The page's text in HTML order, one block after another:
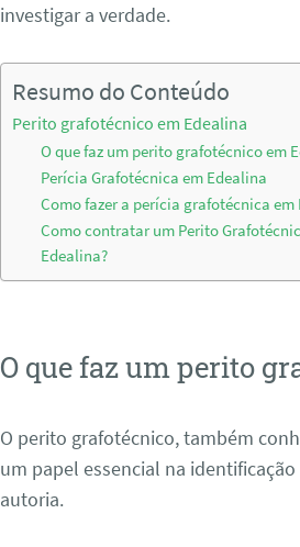
investigar a verdade.
Resumo do Conteúdo
Perito grafotécnico em Edealina
O que faz um perito grafotécnico em
Perícia Grafotécnica em Edealina
Como fazer a perícia grafotécnica em
Como contratar um Perito
Edealina?
O que faz um perito
O perito grafotécnico, também
um papel essencial na
autoria.